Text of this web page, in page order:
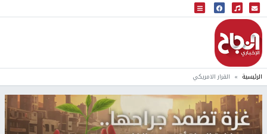
البث المباشر
إذاعة النجاح
الرئيسية القرار الامريكي